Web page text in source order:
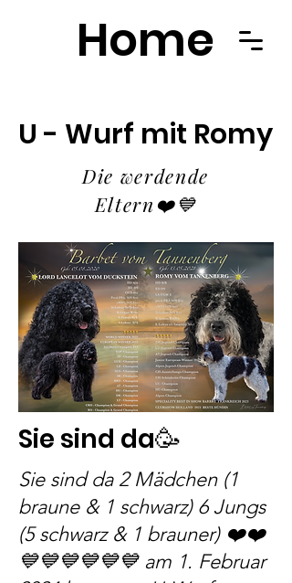
Home
U - Wurf mit Romy
Die werdende
Eltern❤️💙
Sie sind da🥳
Sie sind da 2 Mädchen (1
braune & 1 schwarz) 6 Jungs
(5 schwarz & 1 brauner) ❤️❤️
💙💙💙💙💙💙 am 1. Februar